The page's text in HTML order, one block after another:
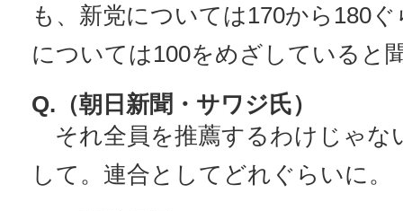
も、新党については170から180
については100をめざしていると
Q.（朝日新聞・サワジ氏）
それ全員を推薦するわけじゃな
して。連合としてどれぐらいに。